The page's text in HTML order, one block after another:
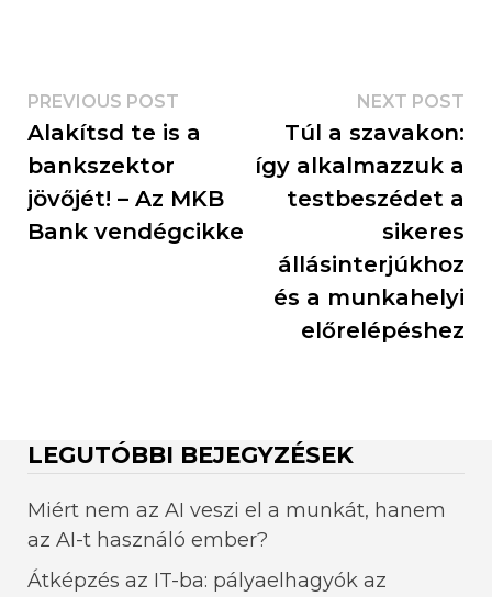
PREVIOUS POST
Alakítsd te is a
bankszektor
jövőjét! – Az MKB
Bank vendégcikke
NEXT POST
Túl a szavakon:
így alkalmazzuk a
testbeszédet a
sikeres
állásinterjúkhoz
és a munkahelyi
előrelépéshez
LEGUTÓBBI BEJEGYZÉSEK
Miért nem az AI veszi el a munkát, hanem
az AI-t használó ember?
Átképzés az IT-ba: pályaelhagyók az